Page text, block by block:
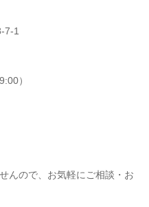
7-1
）
んので、お気軽にご相談・お